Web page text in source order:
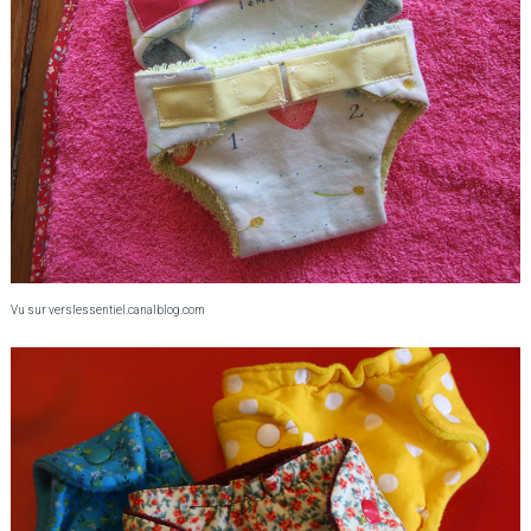
Vu sur verslessentiel.canalblog.com